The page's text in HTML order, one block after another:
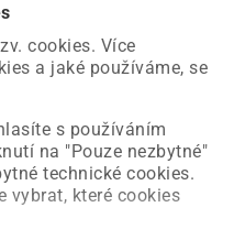
cookies. Více
a jaké používáme, se
s používáním
na "Pouze nezbytné"
technické cookies.
vybrat, které cookies
a už ji opravujeme.
stránku.
Úvodní strana